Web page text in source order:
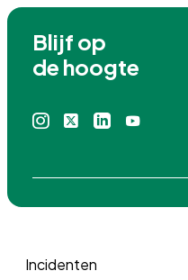
Blijf op
de hoogte
InstagramLinkedin
Incidenten